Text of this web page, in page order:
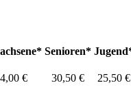
Senioren*
€ 30,50 € 25,50 €